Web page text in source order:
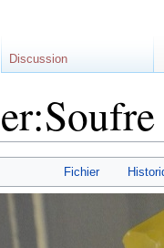
Fichier
Discussion